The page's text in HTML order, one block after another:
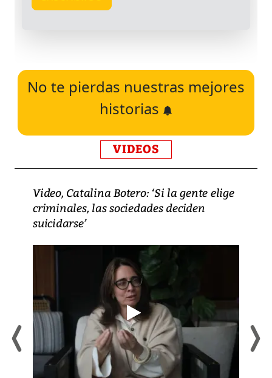
No te pierdas nuestras mejores
historias
VIDEOS
Video, Catalina Botero: ‘Si la gente elige
criminales, las sociedades deciden
suicidarse’